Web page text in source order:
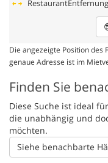
RestaurantEntfernung
Die angezeigte Position des
genaue Adresse ist im
Finden Sie
Diese Suche ist ideal
die unabhängig und
möchten.
Siehe benachbarte